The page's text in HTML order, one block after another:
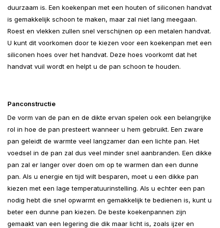
duurzaam is. Een koekenpan met een houten of siliconen handvat
is gemakkelijk schoon te maken, maar zal niet lang meegaan.
Roest en vlekken zullen snel verschijnen op een metalen handvat.
U kunt dit voorkomen door te kiezen voor een koekenpan met een
siliconen hoes over het handvat. Deze hoes voorkomt dat het
handvat vuil wordt en helpt u de pan schoon te houden.
Panconstructie
De vorm van de pan en de dikte ervan spelen ook een belangrijke
rol in hoe de pan presteert wanneer u hem gebruikt. Een zware
pan geleidt de warmte veel langzamer dan een lichte pan. Het
voedsel in de pan zal dus veel minder snel aanbranden. Een dikke
pan zal er langer over doen om op te warmen dan een dunne
pan. Als u energie en tijd wilt besparen, moet u een dikke pan
kiezen met een lage temperatuurinstelling. Als u echter een pan
nodig hebt die snel opwarmt en gemakkelijk te bedienen is, kunt u
beter een dunne pan kiezen. De beste koekenpannen zijn
gemaakt van een legering die dik maar licht is, zoals ijzer en